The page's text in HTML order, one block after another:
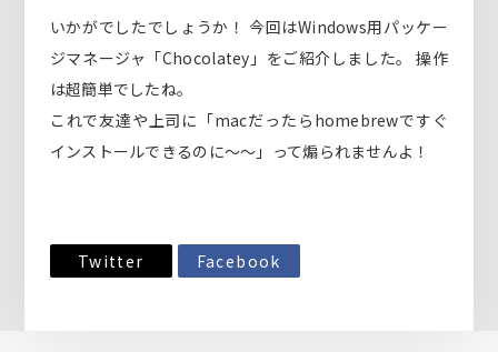
いかがでしたでしょうか！ 今回はWindows用パッケー
ジマネージャ「Chocolatey」をご紹介しました。 操作
は超簡単でしたね。
これで友達や上司に「macだったらhomebrewですぐ
インストールできるのに～～」って煽られませんよ！
Twitter Facebook